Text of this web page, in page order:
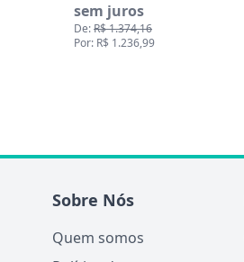
sem juros
De:R$ 1.374,16
Por: R$ 1.236,99
Sobre Nós
Quem somos